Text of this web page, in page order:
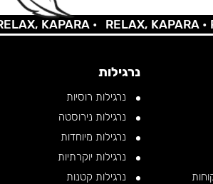
KAPARA • RELAX, KAPARA •
נרגילות
נרגילות רוסיות
נרגילות נירוסטה
נרגילות מיוחדות
נרגילות יוקרתיות
נרגילות קטנות